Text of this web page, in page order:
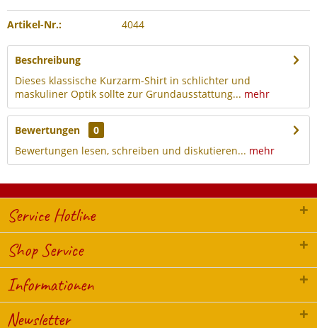
Artikel-Nr.: 4044
Beschreibung
Dieses klassische Kurzarm-Shirt in schlichter und
maskuliner Optik sollte zur Grundausstattung... mehr
Bewertungen
0
Bewertungen lesen, schreiben und diskutieren... mehr
Service Hotline
Shop Service
Informationen
Newsletter